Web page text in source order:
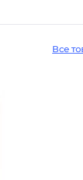
Все